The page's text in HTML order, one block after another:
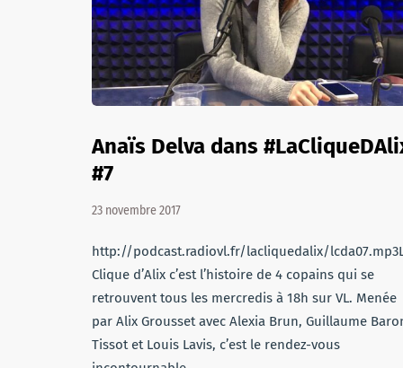
Anaïs Delva dans
#7
23 novembre 2017
http://podcast.radiovl.fr/lacliquedalix/
Clique d’Alix c’est l’histoire de 4 copains qui se
retrouvent tous les mercredis à 18h sur VL. Menée
par Alix Grousset avec Alexia Brun, Guillaume
Tissot et Louis Lavis, c’est le rendez-vous